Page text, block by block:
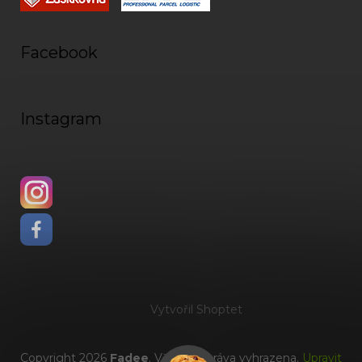
Facebook
Instagram
Vytvořil Shoptet
Copyright 2026 Fadee. Všechna práva vyhrazena. Upravit